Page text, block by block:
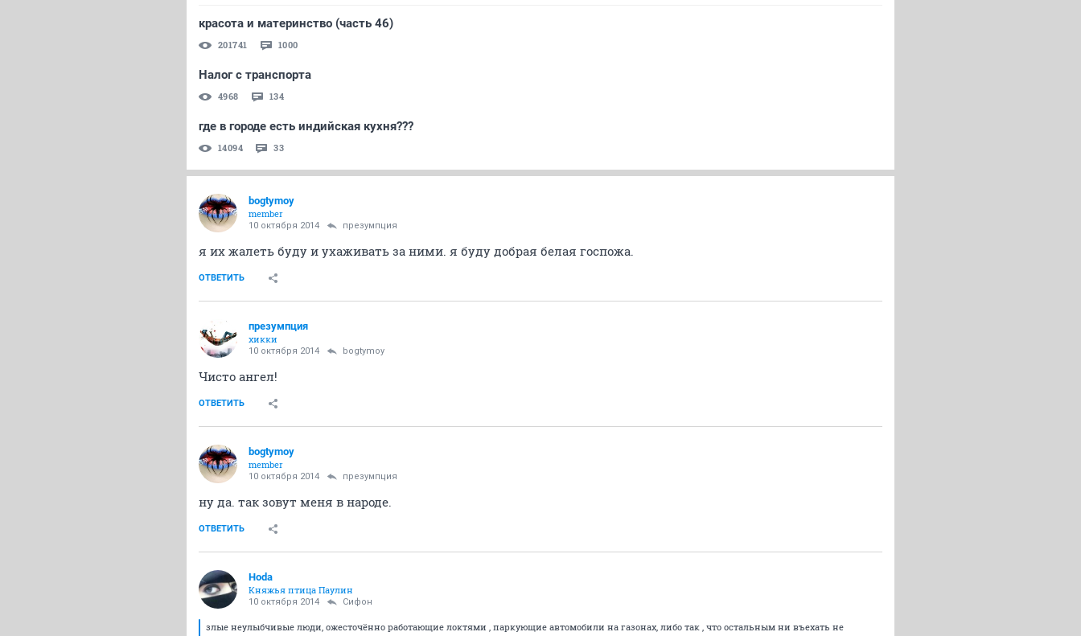
красота и материнство (часть 46)
201741 1000
Налог с транспорта
4968 134
где в городе есть индийская кухня???
14094 33
bogtymoy
member
10 октября 2014 презумпция
я их жалеть буду и ухаживать за ними. я буду добрая белая госпожа.
ОТВЕТИТЬ
презумпция
хикки
10 октября 2014 bogtymoy
Чисто ангел!
ОТВЕТИТЬ
bogtymoy
member
10 октября 2014 презумпция
ну да. так зовут меня в народе.
ОТВЕТИТЬ
Hoda
Княжья птица Паулин
10 октября 2014 Сифон
злые неулыбчивые люди, ожесточённо работающие локтями , паркующие автомобили на газонах, либо так , что остальным ни въехать не